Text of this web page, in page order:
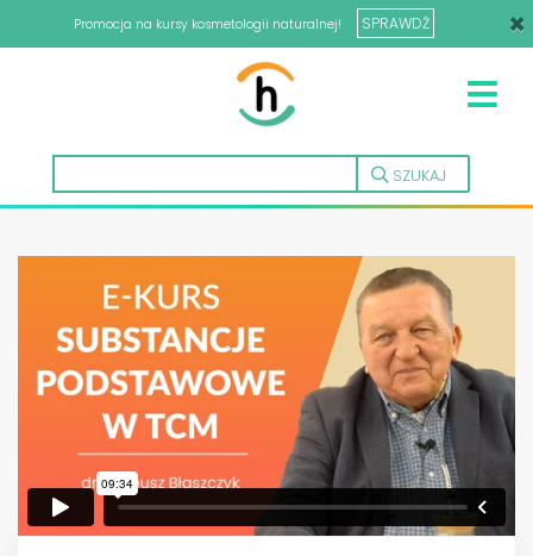
Promocja na kursy kosmetologii naturalnej! SPRAWDŹ ×
SZUKAJ